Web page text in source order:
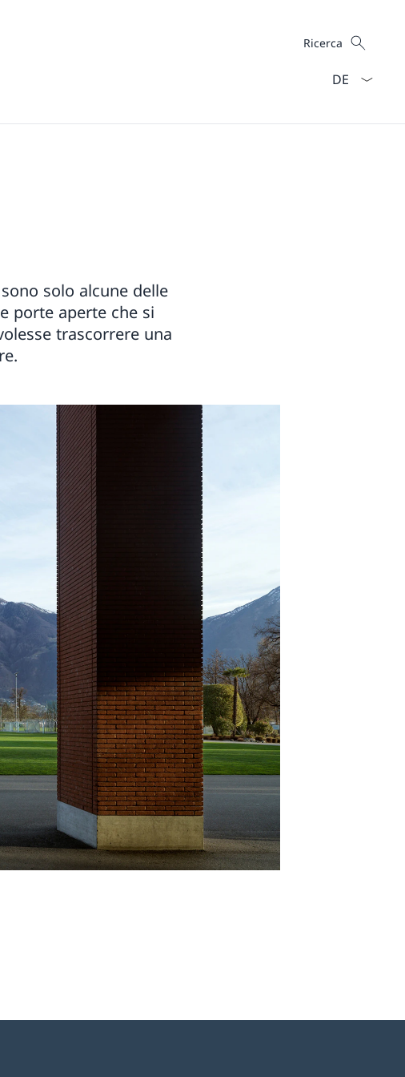
Cercare
Ricerca
solo alcune delle
porte aperte che si
trascorrere una